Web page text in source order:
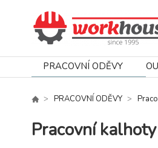
PRACOVNÍ ODĚVY
PRACOVNÍ ODĚVY
Pracovní